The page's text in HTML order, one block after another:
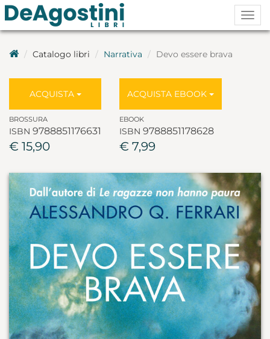
Catalogo libri Narrativa Devo essere brava
ACQUISTA
BROSSURA
ISBN 9788851176631
€ 15,90
ACQUISTA EBOOK
EBOOK
ISBN 9788851178628
€ 7,99